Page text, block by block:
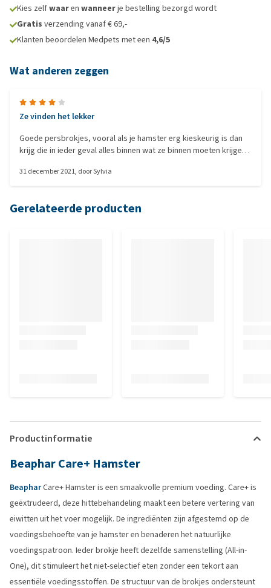
Kies zelfwaaren wanneerje bestelling bezorgd wordt
Gratis verzending vanaf € 69,-
Klanten beoordelen Medpets met een 4,6/5
Wat anderen zeggen
Ze vinden het lekker
Goede persbrokjes, vooral als je hamster erg kieskeurig is dan
krijg die in ieder geval alles binnen wat ze binnen moeten krijgen.
wou eten,
31 december 2021, doorSylvia
Gerelateerde producten
Productinformatie
Beaphar Care+ Hamster
BeapharCare+ Hamster is een smaakvolle premium voeding. Care+ is
geëxtrudeerd, deze hittebehandeling maakt een betere vertering van
eiwitten uit het voer mogelijk. De ingrediënten zijn afgestemd op de
voedingsbehoefte van je hamster en benaderen het natuurlijke
voedingspatroon. Ieder brokje heeft dezelfde samenstelling (All-in-
One), dit stimuleert het niet-selectief eten zonder een tekort aan
essentiële voedingsstoffen. De structuur van de brokjes ondersteunt